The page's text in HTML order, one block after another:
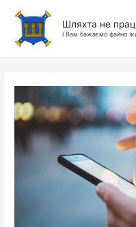
Шляхта не
І Вам бажаємо файно